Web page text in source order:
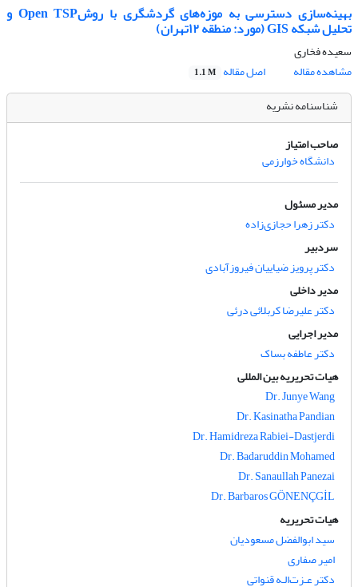
بهینه‌سازی دسترسی به موزه‌های گردشگری با روشOpen TSP و
تحلیل شبکه GIS (مورد: منطقه ۱۲تهران)
سعیده فخاری
مشاهده مقاله
اصل مقاله 1.1 M
شناسنامه نشریه
صاحب امتیاز
دانشگاه خوارزمی
مدیر مسئول
دکتر زهرا حجازی‌زاده
سردبیر
دکتر پرویز ضیاییان فیروزآبادی
مدیر داخلی
دکتر علیرضا کربلائی درئی
مدیر اجرایی
دکتر عاطفه بساک
هیات تحریریه بین المللی
Dr. Junye Wang
Dr. Kasinatha Pandian
Dr. Hamidreza Rabiei-Dastjerdi
Dr. Badaruddin Mohamed
Dr. Sanaullah Panezai
Dr. Barbaros GÖNENÇGİL
هیات تحریریه
سید ابوالفضل مسعودیان
امیر صفاری
دکتر عـزت‌الـه قنواتی